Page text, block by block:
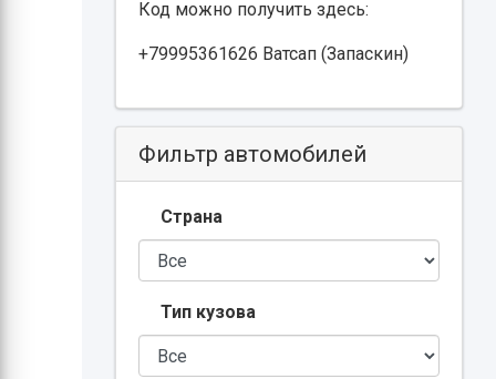
Код можно получить здесь:
+79995361626 Ватсап (Запаскин)
Фильтр автомобилей
Страна
Тип кузова